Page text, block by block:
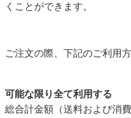
くことができます。
ご注文の際、下記のご利用
可能な限り全て利用する
総合計金額（送料および消